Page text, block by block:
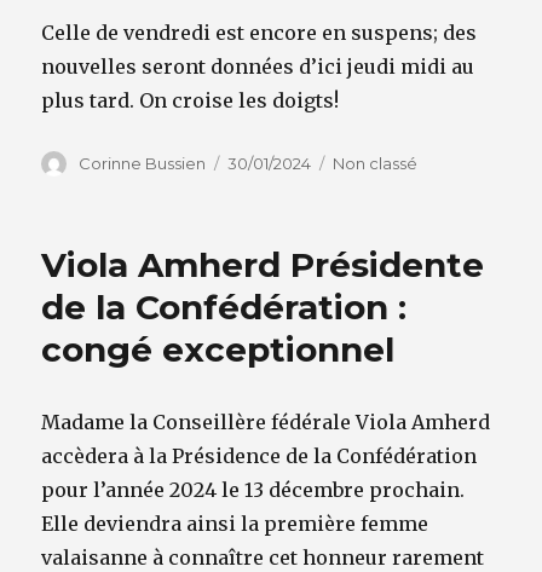
Celle de vendredi est encore en suspens; des
nouvelles seront données d’ici jeudi midi au
plus tard. On croise les doigts!
Auteur
Corinne Bussien
Publié
30/01/2024 Catégories
Non classé
Viola Amherd Présidente
de la Confédération :
congé exceptionnel
Madame la Conseillère fédérale Viola Amherd
accèdera à la Présidence de la Confédération
pour l’année 2024 le 13 décembre prochain.
Elle deviendra ainsi la première femme
valaisanne à connaître cet honneur rarement